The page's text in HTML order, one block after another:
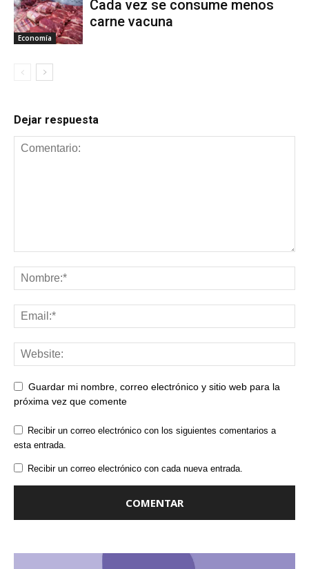
Economía
Cada vez se consume menos
carne vacuna
Dejar respuesta
Guardar mi nombre, correo electrónico y sitio web para la
próxima vez que comente
Recibir un correo electrónico con los siguientes comentarios a
esta entrada.
Recibir un correo electrónico con cada nueva entrada.